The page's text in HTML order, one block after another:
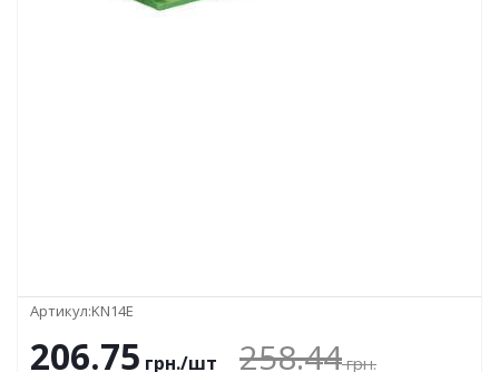
Артикул:KN14E
206.75 грн./шт 258.44грн.